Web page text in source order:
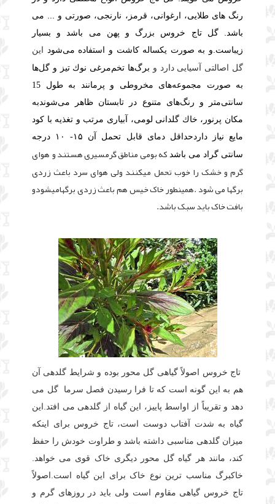
رنگ های طلایی، ارغوانی، قرمز، نارنجی، صورتی و ... می
باشد. گل تاج خروس بزرگ و پهن می باشد و بسیار
زیباست و به صورت یكساله كاشت و استفاده می‌شود این
گل اصالتی آسیایی دارد و برگ‌ها تخم‌مرغی نوك تیز و گل‌ها
به صورت مجموعه‌های مخروطی و پرمانند به طول 15
سانتی‌متر و رنگ‌های متنوع در تابستان ظاهر می‌شوندبه
مكان پرنور، خاك گلدانی لومی، آبیاری مرتب و تغذیه با كود
مایع نیاز دارد
حداقل دمای قابل تحمل آن ۱۵- ۱۰ درجه
سانتی گراد می باشد که بومی مناطق گرمسیری هستند و هوای
گرم و خشک را خوب تحمل میکنند ولی هوای سرد باعث زردی
برگها می شود .همینطور خاک خیس هم باعث زردی برگهامیشودو
بافت خاک باید سبک باشد.
تاج خروس اصولاً گیاهی گل محور بوده و شرایط گلدهی آن
هم به این گونه است که تا فرا رسیدن فصل سرما گل می
دهد و تقریباً از اواسط پاییز، این گیاه از گلدهی می افتد. این
گیاه به شدت آفتاب دوست است،تاج خروس برای اینکه
میزان گلدهی مناسبی داشته باشد و طراوت خودش را حفظ
کند، مانند هر گیاه گل محور دیگری خاک قوی می خواهد.
خاکبرگ مناسب ترین نوع خاک برای این گیاه است. اصولاً
تاج خروس گیاهی مقاوم است ولی باید در روزهای گرم و